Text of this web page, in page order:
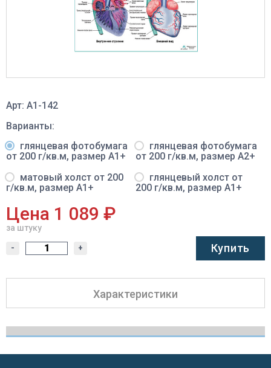
Арт: A1-142
Варианты:
глянцевая фотобумага
от 200 г/кв.м, размер A1+
глянцевая фотобумага
от 200 г/кв.м, размер A2+
матовый холст от 200
г/кв.м, размер A1+
глянцевый холст от
200 г/кв.м, размер A1+
Цена 1 089 ₽
за штуку
- + Купить
Характеристики